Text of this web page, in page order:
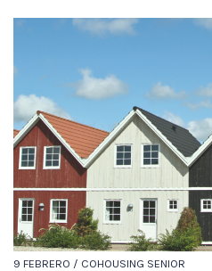
9 FEBRERO / COHOUSING SENIOR